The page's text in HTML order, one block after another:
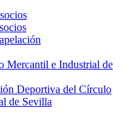
Mercantil e Industrial de
Deportiva del Círculo
de Sevilla